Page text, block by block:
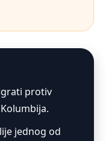
protiv
jednog od